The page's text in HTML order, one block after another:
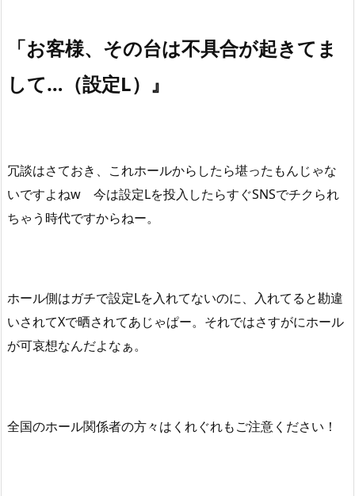
「お客様、その台は不具合が起きてま
して…（設定L）』
冗談はさておき、これホールからしたら堪ったもんじゃな
いですよねw 今は設定Lを投入したらすぐSNSでチクられ
ちゃう時代ですからねー。
ホール側はガチで設定Lを入れてないのに、入れてると勘違
いされてXで晒されてあじゃぱー。それではさすがにホール
が可哀想なんだよなぁ。
全国のホール関係者の方々はくれぐれもご注意ください！